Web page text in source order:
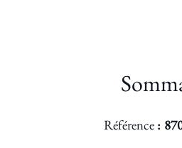
Référence